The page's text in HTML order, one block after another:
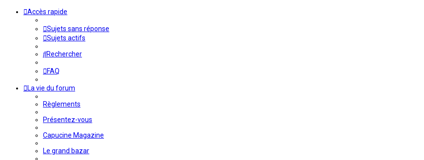
Accès rapide
Sujets sans réponse
Sujets actifs
Rechercher
FAQ
La vie du forum
Règlements
Présentez-vous
Capucine Magazine
Le grand bazar